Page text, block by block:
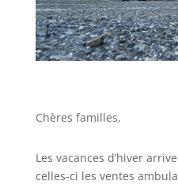
Chères familles,
Les vacances d’hiver
celles-ci les ventes